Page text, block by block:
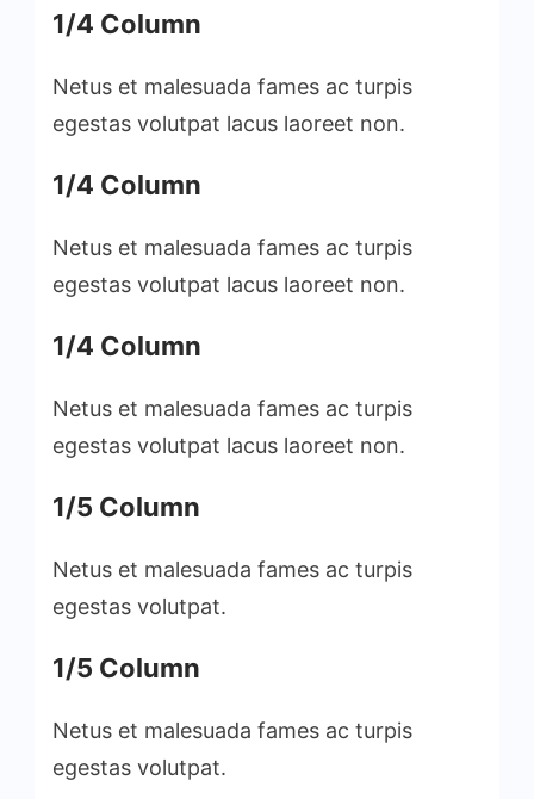
1/4 Column
Netus et malesuada fames ac turpis
egestas volutpat lacus laoreet non.
1/4 Column
Netus et malesuada fames ac turpis
egestas volutpat lacus laoreet non.
1/4 Column
Netus et malesuada fames ac turpis
egestas volutpat lacus laoreet non.
1/5 Column
Netus et malesuada fames ac turpis
egestas volutpat.
1/5 Column
Netus et malesuada fames ac turpis
egestas volutpat.